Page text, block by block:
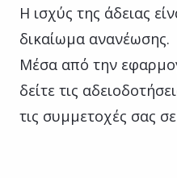
Η ισχύς της άδειας
δικαίωμα ανανέωσης.
Μέσα από την
δείτε τις
τις συμμετοχές σας